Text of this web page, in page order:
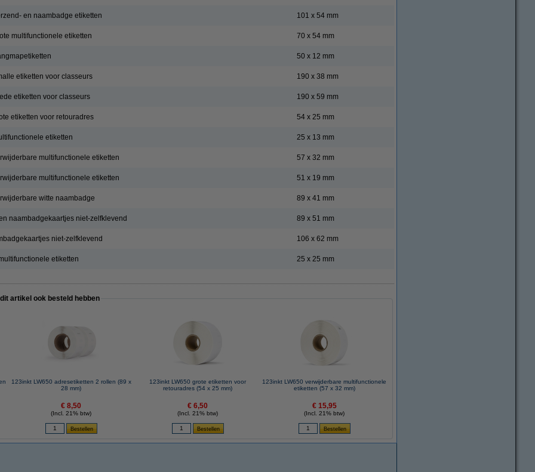
en naambadge etiketten 101 x 54 mm
multifunctionele etiketten 70 x 54 mm
50 x 12 mm
etiketten voor classeurs 190 x 38 mm
etiketten voor classeurs 190 x 59 mm
etiketten voor retouradres 54 x 25 mm
etiketten 25 x 13 mm
multifunctionele etiketten 57 x 32 mm
multifunctionele etiketten 51 x 19 mm
witte naambadge 89 x 41 mm
naambadgekaartjes niet-zelfklevend 89 x 51 mm
niet-zelfklevend 106 x 62 mm
etiketten 25 x 25 mm
artikel ook besteld hebben
123inkt LW650 adresetiketten 2 rollen (89 x
28 mm)
€ 8,50
(Incl. 21% btw)
123inkt LW650 grote etiketten voor
retouradres (54 x 25 mm)
€ 6,50
(Incl. 21% btw)
123inkt LW650 verwijderbare multifunctionele
etiketten (57 x 32 mm)
€ 15,95
(Incl. 21% btw)